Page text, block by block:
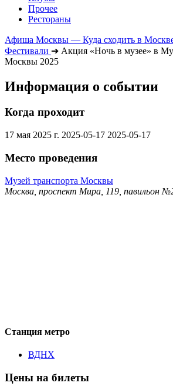
Прочее
Рестораны
Афиша Москвы — Куда сходить в
Фестивали ➔ Акция «Ночь в музее» в
Москвы 2025
Информация о событии
Когда проходит
17 мая 2025 г. 2025-05-17 2025-05-17
Место проведения
Музей транспорта Москвы
Москва, проспект Мира, 119, павильон
Станция метро
ВДНХ
Цены на билеты